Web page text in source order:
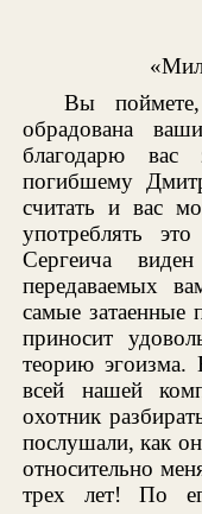
Вы
обрадована
благодарю
погибшему
считать и вас
употреблять
Сергеича
передаваемых
самые затаенные
приносит
теорию
всей нашей
охотник
послушали, как
относительно
трех лет! По